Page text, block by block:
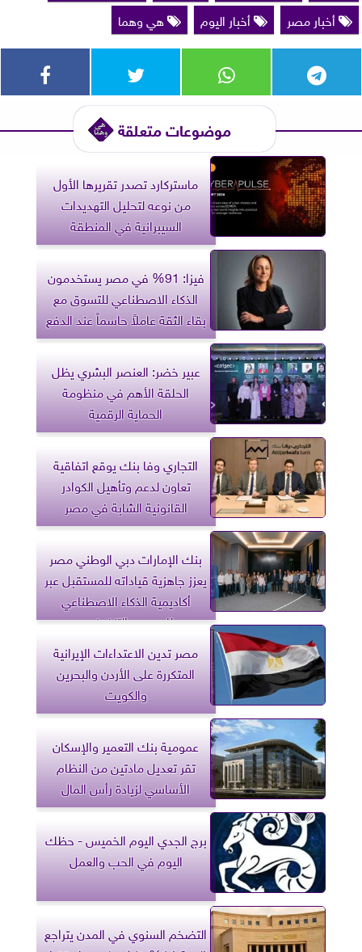
أخبار مصر
أخبار اليوم هي وهما
موضوعات متعلقة
ماستركارد تصدر تقريرها الأول
من نوعه لتحليل التهديدات
السيبرانية في المنطقة
فيزا: 91% في مصر يستخدمون
الذكاء الاصطناعي للتسوق مع
بقاء الثقة عاملاً حاسماً عند الدفع
عبير خضر: العنصر البشري يظل
الحلقة الأهم في منظومة
الحماية الرقمية
التجاري وفا بنك يوقع اتفاقية
تعاون لدعم وتأهيل الكوادر
القانونية الشابة في مصر
بنك الإمارات دبي الوطني مصر
يعزز جاهزية قياداته للمستقبل عبر
أكاديمية الذكاء الاصطناعي
للمديرين التنفيذيين
مصر تدين الاعتداءات الإيرانية
المتكررة على الأردن والبحرين
والكويت
عمومية بنك التعمير والإسكان
تقر تعديل مادتين من النظام
الأساسي لزيادة رأس المال
برج الجدي اليوم الخميس - حظك
اليوم في الحب والعمل
التضخم السنوي في المدن يتراجع